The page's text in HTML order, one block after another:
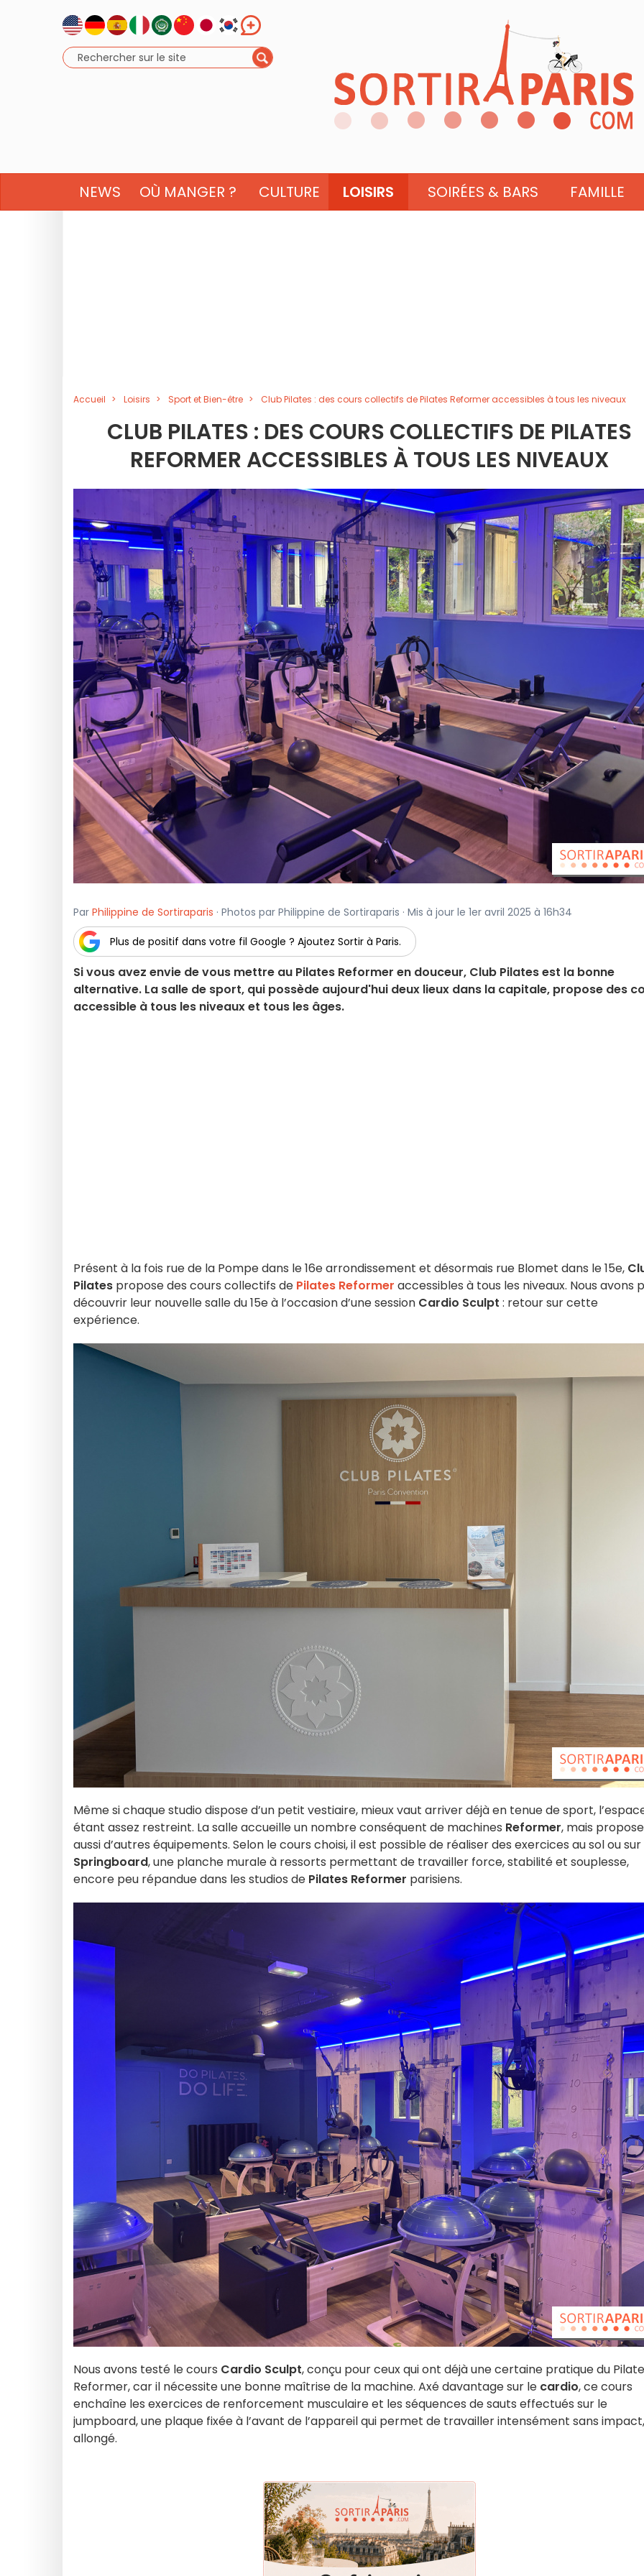
NEWS OÙ MANGER ? CULTURE LOISIRS SOIRÉES & BARS FAMILLE
Accueil Loisirs Sport et Bien-être Club Pilates : des cours collectifs de Pilates Reformer accessibles à tous les niveaux
CLUB PILATES : DES COURS COLLECTIFS DE PILATES
REFORMER ACCESSIBLES À TOUS LES NIVEAUX
Par Philippine de Sortiraparis · Photos par Philippine de Sortiraparis · Mis à jour le 1er avril 2025 à 16h34
Plus de positif dans votre fil Google ? Ajoutez Sortir à Paris.
Si vous avez envie de vous mettre au Pilates Reformer en douceur, Club Pilates est la bonne
alternative. La salle de sport, qui possède aujourd'hui deux lieux dans la capitale, propose des
accessible à tous les niveaux et tous les âges.
Présent à la fois rue de la Pompe dans le 16e arrondissement et désormais rue Blomet dans le 15e,
Pilates propose des cours collectifs de Pilates Reformer accessibles à tous les niveaux. Nous avons
découvrir leur nouvelle salle du 15e à l’occasion d’une session Cardio Sculpt : retour sur cette
expérience.
Même si chaque studio dispose d’un petit vestiaire, mieux vaut arriver déjà en tenue de sport,
étant assez restreint. La salle accueille un nombre conséquent de machines Reformer, mais propose
aussi d’autres équipements. Selon le cours choisi, il est possible de réaliser des exercices au sol ou sur
Springboard, une planche murale à ressorts permettant de travailler force, stabilité et souplesse,
encore peu répandue dans les studios de Pilates Reformer parisiens.
Nous avons testé le cours Cardio Sculpt, conçu pour ceux qui ont déjà une certaine pratique du
Reformer, car il nécessite une bonne maîtrise de la machine. Axé davantage sur le cardio, ce cours
enchaîne les exercices de renforcement musculaire et les séquences de sauts effectués sur le
jumpboard, une plaque fixée à l’avant de l’appareil qui permet de travailler intensément sans impact,
allongé.